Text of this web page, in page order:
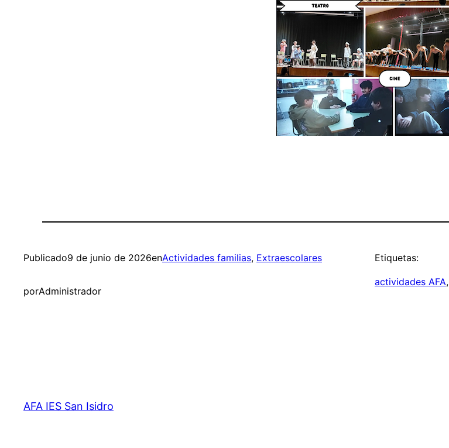
Publicado9 de junio de 2026enActividades familias, Extraescolares
porAdministrador
Etiquetas:
actividades AFA,
AFA IES San Isidro